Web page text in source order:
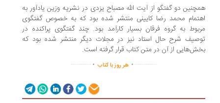
همچنین دو گفتگو از آیت الله مصباح یزدی در نشریه وزین یادآور به
اهتمام محمد رضا کایینی منتشر شده بود که به خصوص گفتگوی
مربوط به گروه فرقان بسیار کارآمد بود. چند گفتگوی پراکنده در
توصیف شرح حال استاد نیز در مجلات دیگر منتشر شده بود که
بخش‌هایی از آن در متن کتاب قرار گرفته است.
...............
.هر روز با کتاب .
..............